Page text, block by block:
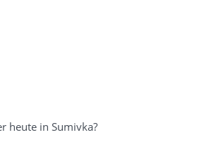
heute in Sumivka?